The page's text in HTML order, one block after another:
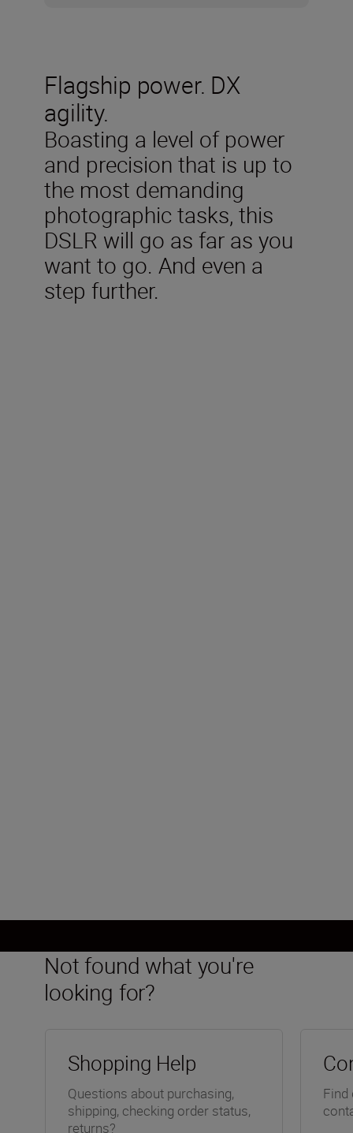
Flagship power. DX
agility.
Boasting a level of power
and precision that is up to
the most demanding
photographic tasks, this
DSLR will go as far as you
want to go. And even a
step further.
Not found what you're
looking for?
Shopping Help
Questions about purchasing,
shipping, checking order status,
returns?
Find